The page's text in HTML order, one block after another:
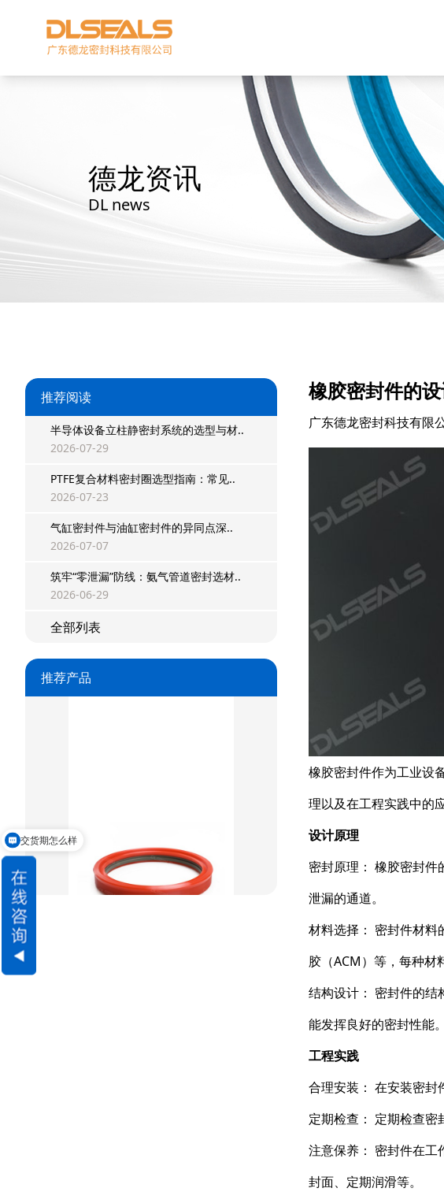
德龙资讯
DL news
推荐阅读
半导体设备立柱静密封系统的选型与材..
2026-07-29
PTFE复合材料密封圈选型指南：常见..
2026-07-23
气缸密封件与油缸密封件的异同点深..
2026-07-07
筑牢“零泄漏”防线：氨气管道密封选材..
2026-06-29
全部列表
推荐产品
阶梯组合封
星型双O组合
阶梯组合封
橡胶密封件的
广东德龙密封科技有限
橡胶密封件作为工业设
理以及在工程实践中的应
设计原理
密封原理： 橡胶密封
泄漏的通道。
材料选择： 密封件材料
胶（ACM）等，每种材
结构设计： 密封件的结
能发挥良好的密封性能。
工程实践
合理安装： 在安装密封
定期检查： 定期检查密
注意保养： 密封件在工
封面、定期润滑等。
请问可以定制吗